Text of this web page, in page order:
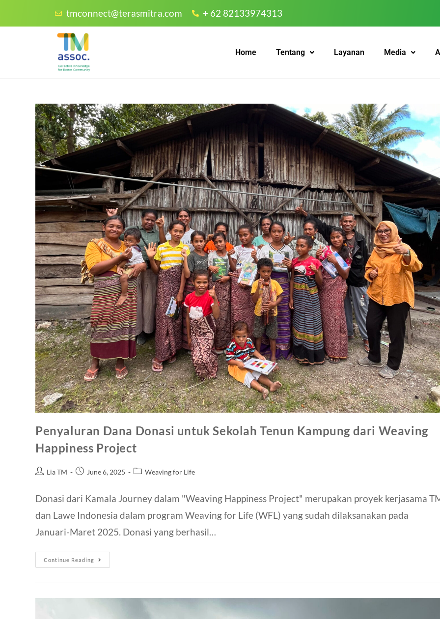
tmconnect@terasmitra.com + 62 82133974313
Home Tentang Layanan Media
Penyaluran Dana Donasi untuk Sekolah Tenun Kampung dari Weaving
Happiness Project
Lia TM June 6, 2025 Weaving for Life
Donasi dari Kamala Journey dalam "Weaving Happiness Project" merupakan proyek kerjasama
dan Lawe Indonesia dalam program Weaving for Life (WFL) yang sudah dilaksanakan pada
Januari-Maret 2025. Donasi yang berhasil…
Continue Reading